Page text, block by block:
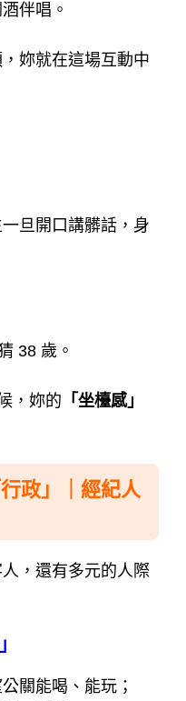
伴唱。
妳就在這場互動中
旦開口講髒話，身
38 歲。
，妳的 「坐檯感」
政」｜經紀人
，還有多元的人際
關能喝、能玩；